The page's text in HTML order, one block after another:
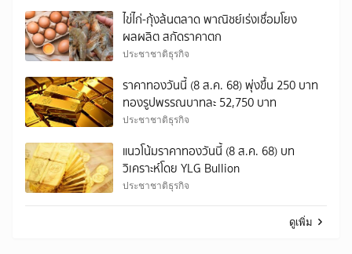
ไข่ไก่-กุ้งล้นตลาด พาณิชย์เร่งเชื่อมโยง
ผลผลิต สกัดราคาตก
ประชาชาติธุรกิจ
ราคาทองวันนี้ (8 ส.ค. 68) พุ่งขึ้น 250 บาท
ทองรูปพรรณบาทละ 52,750 บาท
ประชาชาติธุรกิจ
แนวโน้มราคาทองวันนี้ (8 ส.ค. 68) บท
วิเคราะห์โดย YLG Bullion
ประชาชาติธุรกิจ
ดูเพิ่ม